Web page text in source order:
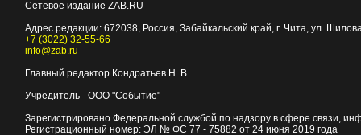
Сетевое издание ZAB.RU
Адрес редакции: 672038, Россия, Забайкальский край, г. Чита, ул.
+7 (3022) 32-55-66
info@zab.ru
Главный редактор Кондратьев Н. В.
Учредитель - ООО "Событие"
Зарегистрировано Федеральной службой по надзору в сфере связи,
Регистрационный номер: ЭЛ № ФС 77 - 75882 от 24 июня 2019 года